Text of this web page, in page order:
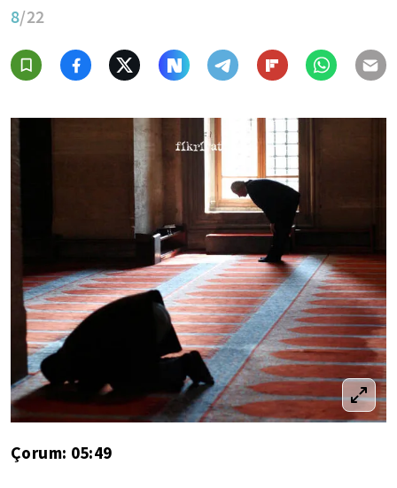
8/22
Çorum: 05:49